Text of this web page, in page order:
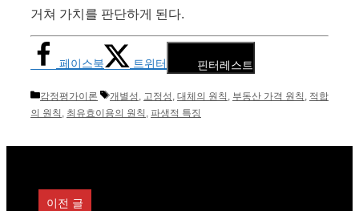
거쳐 가치를 판단하게 된다.
페이스북 트위터 핀터레스트
카
테
리
감정평가이론
태
그
개별성, 고정성, 대체의 원칙 , 부동산 가격 원칙 , 적합
의 원칙 , 최유효이용의 원칙 , 파생적 특징
이전 글